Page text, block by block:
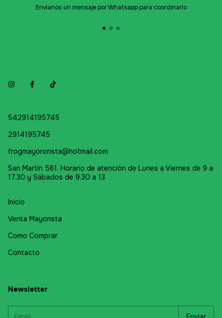
Envianos un mensaje por Whatsapp para coordinarlo
542914195745
2914195745
frogmayororista@hotmail.com
San Martín 561. Horario de atención de Lunes a Viernes de 9 a
17.30 y Sábados de 9.30 a 13
Inicio
Venta Mayorista
Como Comprar
Contacto
Newsletter